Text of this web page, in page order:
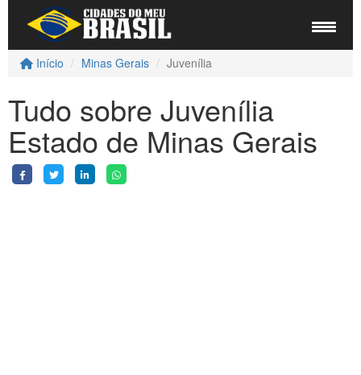
Início Minas Gerais Juvenília
Tudo sobre Juvenília
Estado de Minas Gerais